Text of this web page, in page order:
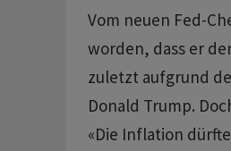
Vom neuen Fed-
worden, dass er
zuletzt aufgrund
Donald Trump.
«Die Inflation